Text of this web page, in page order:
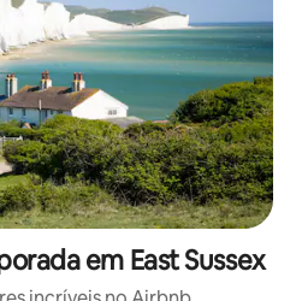
em East Sussex